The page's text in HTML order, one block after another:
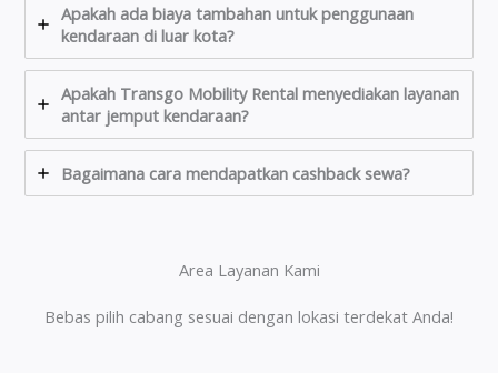
Apakah ada biaya tambahan untuk penggunaan
kendaraan di luar kota?
Apakah Transgo Mobility Rental menyediakan layanan
antar jemput kendaraan?
Bagaimana cara mendapatkan cashback sewa?
Area Layanan Kami
Bebas pilih cabang sesuai dengan lokasi terdekat Anda!